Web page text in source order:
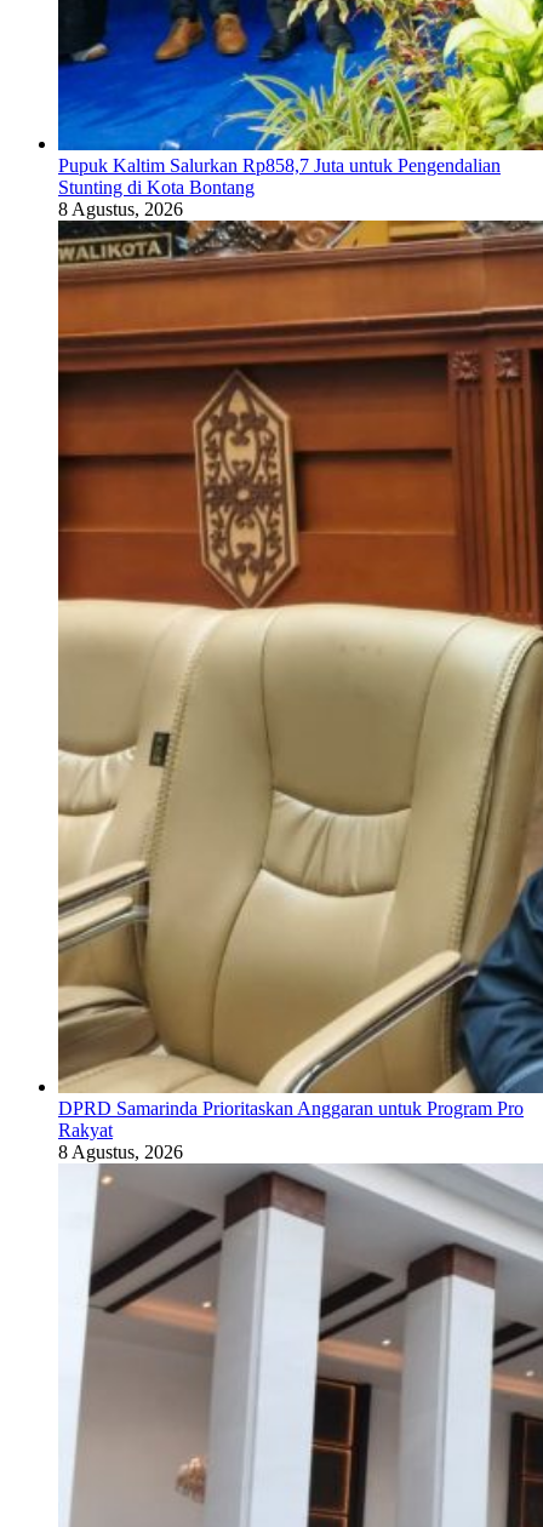
Pupuk Kaltim Salurkan Rp858,7 Juta untuk Pengendalian
Stunting di Kota Bontang
8 Agustus, 2026
DPRD Samarinda Prioritaskan Anggaran untuk Program Pro
Rakyat
8 Agustus, 2026